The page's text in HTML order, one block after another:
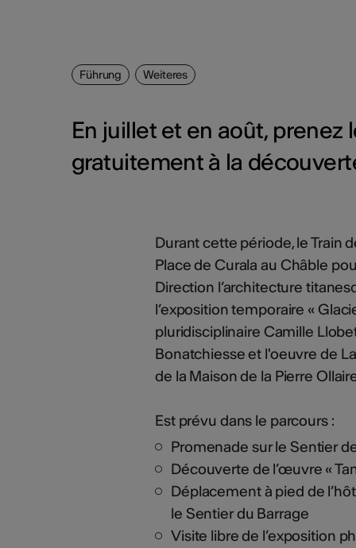
Führung Weiteres
En juillet et en août, prenez
gratuitement à la
Durant cette période, le Train
Place de Curala au Châble
Direction l’architecture
l’exposition temporaire «
pluridisciplinaire Camille
Bonatchiesse et l'oeuvre de
de la Maison de la Pierre
Est prévu dans le parcours :
Promenade sur le Sentier
Découverte de l’œuvre «
Déplacement à pied de
le Sentier du Barrage
Visite libre de l’exposition